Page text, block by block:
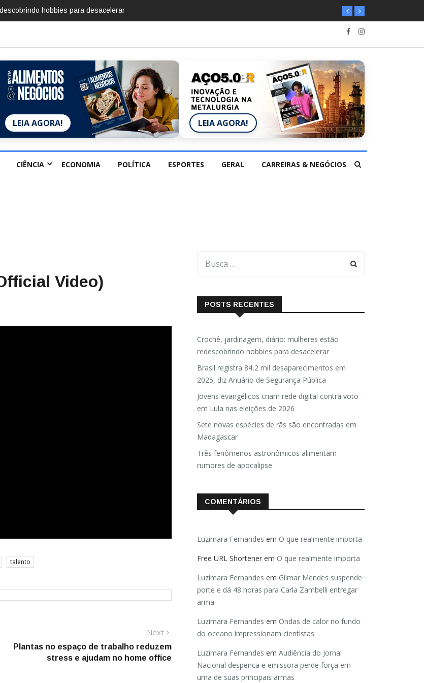
diz Anuário de Segurança Pública
LEIA AGORA! LEIA AGORA!
CIÊNCIA ECONOMIA POLÍTICA ESPORTES GERAL CARREIRAS & NEGÓCIOS
Video)
talento
Next
post:
Plantas no espaço de trabalho reduzem
stress e ajudam no home office
POSTS RECENTES
Crochê, jardinagem, diário: mulheres estão
redescobrindo hobbies para desacelerar
Brasil registra 84,2 mil desaparecimentos em
2025, diz Anuário de Segurança Pública
Jovens evangélicos criam rede digital contra voto
em Lula nas eleições de 2026
Sete novas espécies de rãs são encontradas em
Madagascar
Três fenômenos astronômicos alimentam
rumores de apocalipse
COMENTÁRIOS
Luzimara Fernandes em O que realmente importa
Free URL Shortener em O que realmente importa
Luzimara Fernandes em Gilmar Mendes suspende
porte e dá 48 horas para Carla Zambelli entregar
arma
Luzimara Fernandes em Ondas de calor no fundo
do oceano impressionam cientistas
Luzimara Fernandes em Audiência do Jornal
Nacional despenca e emissora perde força em
uma de suas principais armas